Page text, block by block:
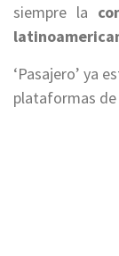
siempre la
‘Pasajero’ ya
plataformas